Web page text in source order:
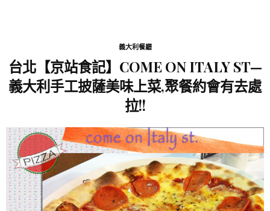
義大利餐廳
台北【京站食記】COME ON ITALY ST—
義大利手工披薩美味上菜,聚餐約會有去處
拉!!